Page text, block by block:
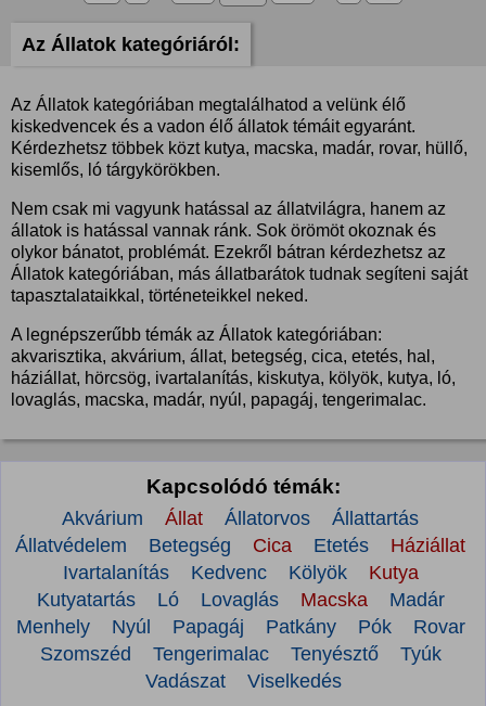
Az Állatok kategóriáról:
Az Állatok kategóriában megtalálhatod a velünk élő
kiskedvencek és a vadon élő állatok témáit egyaránt.
Kérdezhetsz többek közt kutya, macska, madár, rovar, hüllő,
kisemlős, ló tárgykörökben.
Nem csak mi vagyunk hatással az állatvilágra, hanem az
állatok is hatással vannak ránk. Sok örömöt okoznak és
olykor bánatot, problémát. Ezekről bátran kérdezhetsz az
Állatok kategóriában, más állatbarátok tudnak segíteni saját
tapasztalataikkal, történeteikkel neked.
A legnépszerűbb témák az Állatok kategóriában:
akvarisztika, akvárium, állat, betegség, cica, etetés, hal,
háziállat, hörcsög, ivartalanítás, kiskutya, kölyök, kutya, ló,
lovaglás, macska, madár, nyúl, papagáj, tengerimalac.
Kapcsolódó témák:
Akvárium Állat Állatorvos
Állattartás
Állatvédelem
Betegség Cica Etetés
Háziállat
Ivartalanítás
Kedvenc Kölyök
Kutya
Kutyatartás
Ló Lovaglás Macska
Madár
Menhely
Nyúl Papagáj Patkány Pók
Rovar
Szomszéd
Tengerimalac Tenyésztő
Tyúk
Vadászat
Viselkedés